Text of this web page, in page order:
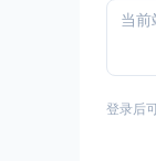
登录后